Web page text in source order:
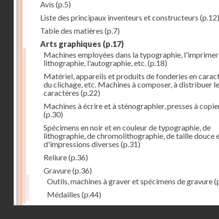
Avis (p.5)
Liste des principaux inventeurs et constructeurs (p.12)
Table des matières (p.7)
Arts graphiques (p.17)
Machines employées dans la typographie,
lithographie, l'autographie, etc. (p.18)
Matériel, appareils et produits de fonderies en
du clichage, etc. Machines à composer, à distribuer
caractères (p.22)
Machines à écrire et à sténographier, presses à
(p.30)
Spécimens en noir et en couleur de typographie, de
lithographie, de chromolithographie, de taille douce
d'impressions diverses (p.31)
Reliure(p.36)
Gravure(p.36)
Outils, machines à graver et spécimens de gravure
Médailles (p.44)